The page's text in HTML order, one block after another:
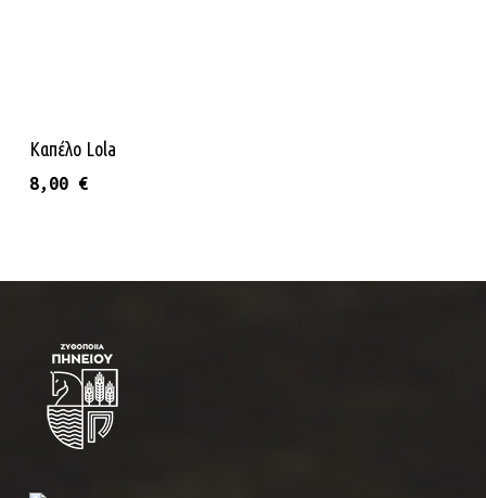
Καπέλο Lola
8,00 €